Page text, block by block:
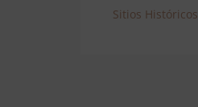
Sitios Históricos